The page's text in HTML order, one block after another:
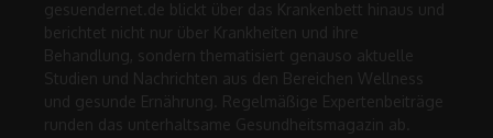
gesuendernet.de blickt über das Krankenbett hinaus und
berichtet nicht nur über Krankheiten und ihre
Behandlung, sondern thematisiert genauso aktuelle
Studien und Nachrichten aus den Bereichen Wellness
und gesunde Ernährung. Regelmäßige Expertenbeiträge
runden das unterhaltsame Gesundheitsmagazin ab.